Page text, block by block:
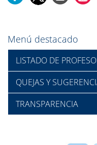
Menú destacado
LISTADO DE
QUEJAS Y
TRANSPARENCIA